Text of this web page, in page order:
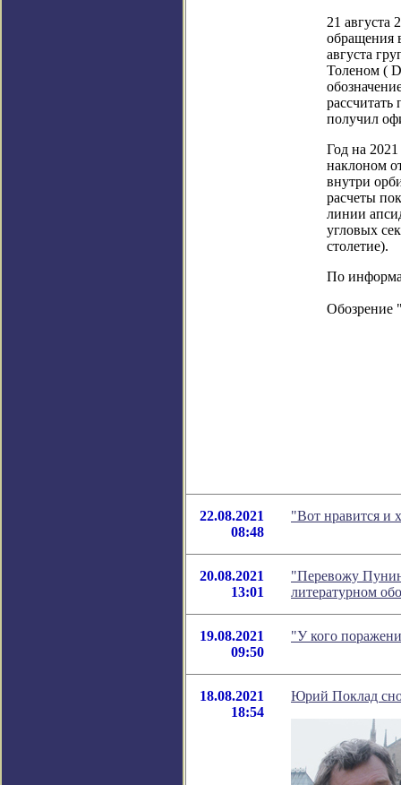
21 августа
обращения
августа
Толеном (
получил
Год на
наклоном
внутри
расчеты
линии
угловых
столетие).
По
Обозрение
22.08.2021
08:48
"Вот нравится и
20.08.2021
13:01
"Перевожу
литературном
19.08.2021
09:50
"У кого
18.08.2021
18:54
Юрий Поклад